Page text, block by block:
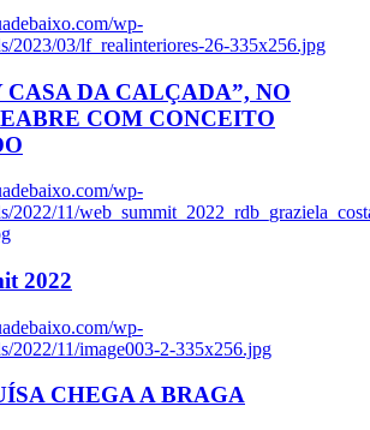
wp-
2023/03/lf_realinteriores-26-335x256.jpg
CASA DA CALÇADA”, NO
COM CONCEITO
wp-
2022/11/
2022
wp-
2022/11/image003-2-335x256.jpg
CHEGA A BRAGA